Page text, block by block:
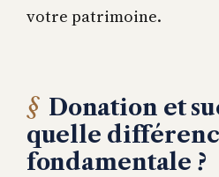
votre patrimoine.
Donation et
quelle
fondamentale ?